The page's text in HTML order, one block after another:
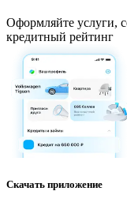
Оформляйте услуги,
кредитный рейтинг
Скачать приложение